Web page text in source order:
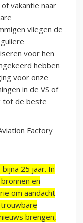
vakantie naar
vliegen de
voor hen
hebben
voor onze
in de VS of
tot de beste
Factory
25 jaar. In
en
om aandacht
brengen,